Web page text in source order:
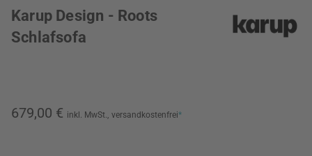
Karup Design - Roots
Schlafsofa
679,00 € inkl. MwSt., versandkostenfrei*